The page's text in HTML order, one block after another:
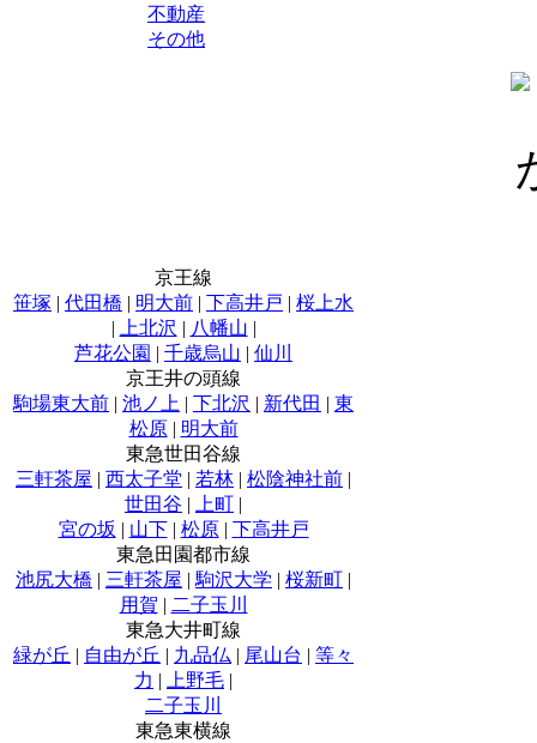
不動産
その他
京王線
笹塚 | 代田橋 | 明大前 | 下高井戸 | 桜上水
|
上北沢 | 八幡山 |
芦花公園 | 千歳烏山 | 仙川
京王井の頭線
駒場東大前 | 池ノ上 | 下北沢 | 新代田 | 東
松原| 明大前
東急世田谷線
三軒茶屋 | 西太子堂 | 若林 | 松陰神社前 |
世田谷 | 上町 |
宮の坂 | 山下| 松原| 下高井戸
東急田園都市線
池尻大橋 | 三軒茶屋 | 駒沢大学 | 桜新町 |
用賀 | 二子玉川
東急大井町線
緑が丘 | 自由が丘 | 九品仏 | 尾山台 | 等々
力 | 上野毛 |
二子玉川
東急東横線